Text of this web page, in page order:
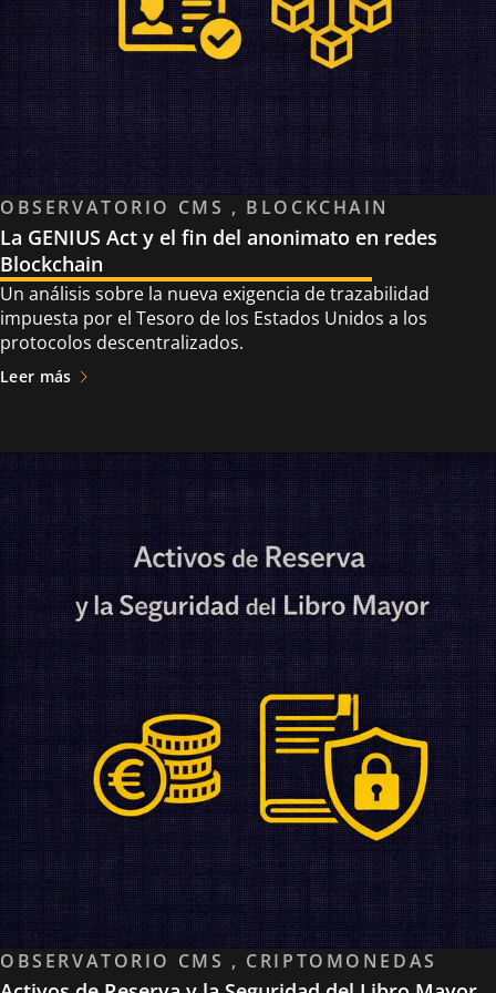
OBSERVATORIO CMS , BLOCKCHAIN
La GENIUS Act y el fin del anonimato en redes
Blockchain
Un análisis sobre la nueva exigencia de trazabilidad
impuesta por el Tesoro de los Estados Unidos a los
protocolos descentralizados.
Leer más
OBSERVATORIO CMS , CRIPTOMONEDAS